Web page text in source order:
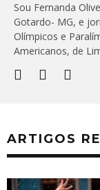
Sou Fernanda
Gotardo- MG, e
Olímpicos e
Americanos, de
ARTIGOS